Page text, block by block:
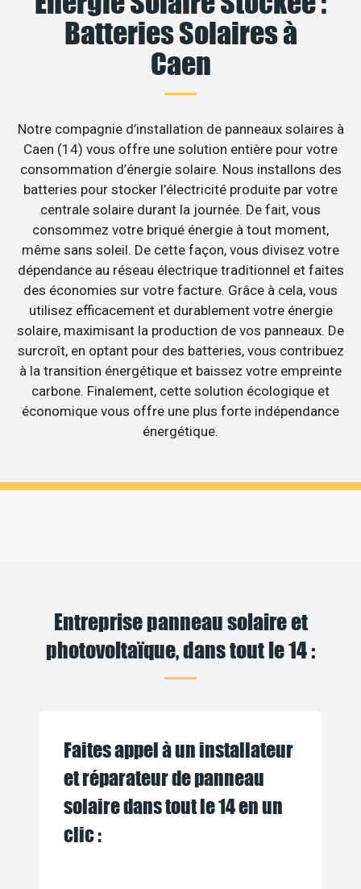
Batteries Solaires à
Caen
Notre compagnie d’installation de panneaux solaires à
Caen (14) vous offre une solution entière pour votre
consommation d’énergie solaire. Nous installons des
batteries pour stocker l’électricité produite par votre
centrale solaire durant la journée. De fait, vous
consommez votre briqué énergie à tout moment,
même sans soleil. De cette façon, vous divisez votre
dépendance au réseau électrique traditionnel et faites
des économies sur votre facture. Grâce à cela, vous
utilisez efficacement et durablement votre énergie
solaire, maximisant la production de vos panneaux. De
surcroît, en optant pour des batteries, vous contribuez
à la transition énergétique et baissez votre empreinte
carbone. Finalement, cette solution écologique et
économique vous offre une plus forte indépendance
énergétique.
Entreprise panneau solaire et
photovoltaïque, dans tout le 14 :
Faites appel à un installateur
et réparateur de panneau
solaire dans tout le 14 en un
clic :